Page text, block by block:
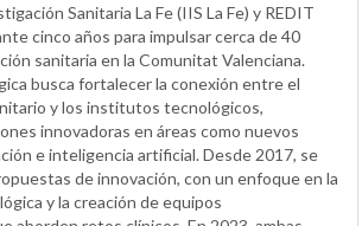
Sanitaria La Fe (IIS La Fe) y REDIT
cinco años para impulsar cerca de 40
sanitaria en la Comunitat Valenciana.
busca fortalecer la conexión entre el
y los institutos tecnológicos,
innovadoras en áreas como nuevos
e inteligencia artificial. Desde 2017, se
de innovación, con un enfoque en la
y la creación de equipos